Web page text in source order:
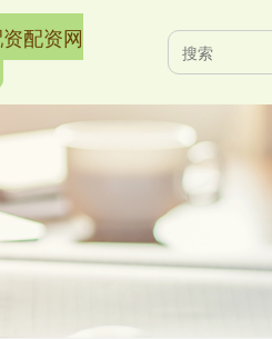
配资网